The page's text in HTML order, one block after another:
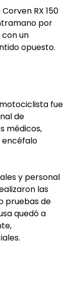
RX 150
por
un
opuesto.
fue
de
médicos,
encéfalo
y personal
las
pruebas de
quedó a